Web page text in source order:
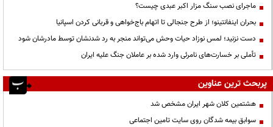
ماجرای نصب سنگ مزار اکبر عبدی چیست؟
بحران اینفانتینو؛ از طرح جنجالی تا اتهام باج‌خواهی و قربانی کردن اسپانیا
دست نزنید؛ لمس نوزاد حیات وحش می‌تواند منجر به رد شدنشان توسط مادرشان شود
تأملی بر خسارت‌های نامرئی وارد شده بر عاملان جنگ علیه ایران
پربحث ترین عناوین
هشتمین کلان شهر ایران مشخص شد
سوابق بیمه شدگان روی سایت تامین اجتماعی